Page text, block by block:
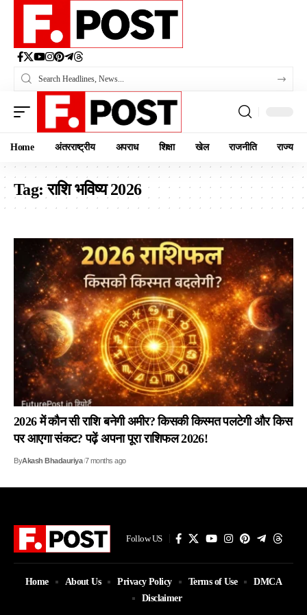
Home अंतरराष्ट्रीय अपराध शिक्षा खेल राजनीति राज्य
Tag:राशि भविष्य 2026
2026 में कौन सी राशि बनेगी अमीर? किसकी किस्मत पलटेगी और किस
पर आएगा संकट? पढ़ें अपना पूरा राशिफल 2026!
ByAkash Bhadauriya 7 months ago
Follow US
Home About Us Privacy Policy Terms of Use
DMCA
Disclaimer